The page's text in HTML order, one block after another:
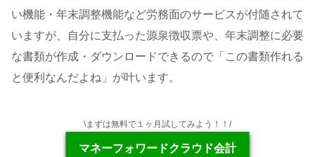
い機能・年末調整機能など労務面のサービスが付随されて
いますが、自分に支払った源泉徴収票や、年末調整に必要
な書類が作成・ダウンロードできるので「この書類作れる
と便利なんだよね」が叶います。
\まずは無料で１ヶ月試してみよう！！/
マネーフォワードクラウド会計